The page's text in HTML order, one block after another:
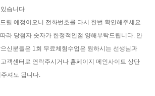
습니다
릴 예정이오니 전화번호를 다시 한번 확인해주세요.
라 당첨자 숫자가 한정적인점 양해부탁드립니다. 안
신분들은 1회 무료체험수업은 원하시는 선생님과
객센터로 연락주시거나 홈페이지 메인사이트 상단
셔도 됩니다.